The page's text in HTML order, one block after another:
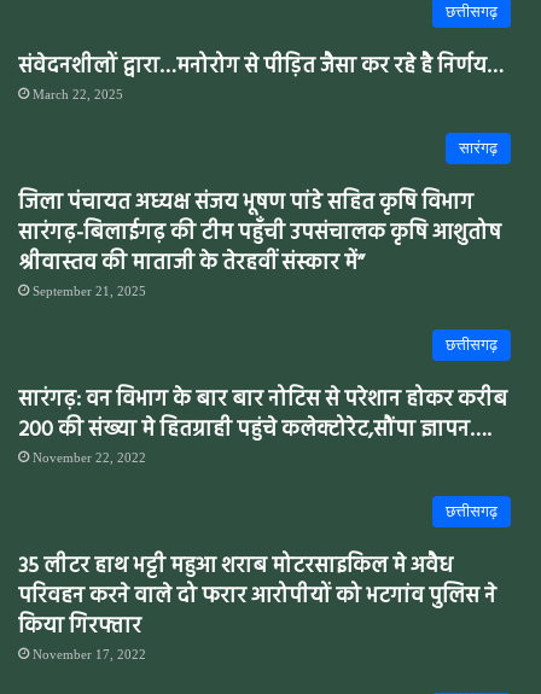
छत्तीसगढ़
संवेदनशीलों द्वारा…मनोरोग से पीड़ित जैसा कर रहे है निर्णय…
March 22, 2025
सारंगढ़
जिला पंचायत अध्यक्ष संजय भूषण पांडे सहित कृषि विभाग
सारंगढ़-बिलाईगढ़ की टीम पहुँची उपसंचालक कृषि आशुतोष
श्रीवास्तव की माताजी के तेरहवीं संस्कार में”
September 21, 2025
छत्तीसगढ़
सारंगढ़: वन विभाग के बार बार नोटिस से परेशान होकर करीब
200 की संख्या मे हितग्राही पहुंचे कलेक्टोरेट,सौंपा ज्ञापन….
November 22, 2022
छत्तीसगढ़
35 लीटर हाथ भट्टी महुआ शराब मोटरसाइकिल मे अवैध
परिवहन करने वाले दो फरार आरोपीयों को भटगांव पुलिस ने
किया गिरफ्तार
November 17, 2022